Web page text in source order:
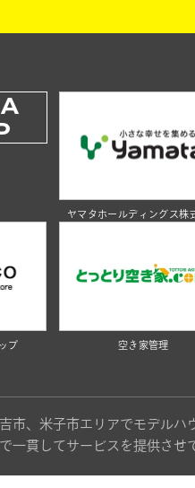
ヤマタホールディングス株
プ 空き家管理
市、米子市エリアでモデル
一貫してサービスを提供させ